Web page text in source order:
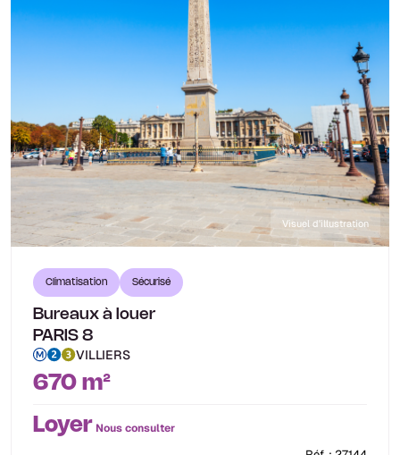
Visuel d'illustration
Climatisation Sécurisé
Bureaux à louer
PARIS 8
VILLIERS
670 m²
Loyer Nous consulter